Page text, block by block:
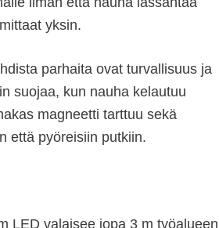
yksin.
parhaita ovat turvallisuus ja
suojaa, kun nauha kelautuu
magneetti tarttuu sekä
että pyöreisiin putkiin.
LED valaisee jopa 3 m työalueen